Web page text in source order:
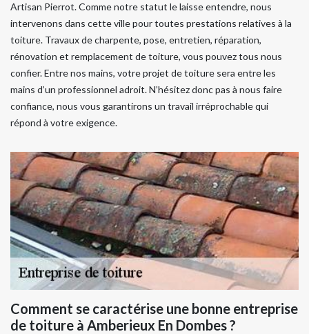
Artisan Pierrot. Comme notre statut le laisse entendre, nous
intervenons dans cette ville pour toutes prestations relatives à la
toiture. Travaux de charpente, pose, entretien, réparation,
rénovation et remplacement de toiture, vous pouvez tous nous
confier. Entre nos mains, votre projet de toiture sera entre les
mains d’un professionnel adroit. N’hésitez donc pas à nous faire
confiance, nous vous garantirons un travail irréprochable qui
répond à votre exigence.
Comment se caractérise une bonne entreprise
de toiture à Amberieux En Dombes ?